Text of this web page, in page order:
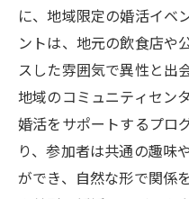
結婚相談所を選
プロのサポー
心感
結婚相談所で
プロのアドバ
魅力的なプロフィ
婚活をスタート
に、地域限定の婚活イベ
ントは、地元の飲食店や
スした雰囲気で異性と出
地域のコミュニティセン
婚活をサポートするプロ
り、参加者は共通の趣味
ができ、自然な形で関係